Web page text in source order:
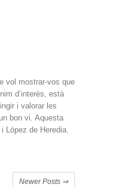
vol mostrar-vos que
d’interès, està
i valorar les
bon vi. Aquesta
López de Heredia.
Newer Posts ⇒